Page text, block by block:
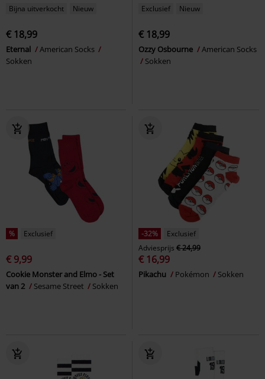
Bijna uitverkocht Nieuw
€ 18,99
Eternal
American Socks
Sokken
Exclusief Nieuw
€ 18,99
Ozzy Osbourne
American Socks
Sokken
% Exclusief
€ 9,99
Cookie Monster and Elmo - Set
van 2
Sesame Street Sokken
-32%
Exclusief
Adviesprijs € 24,99
€ 16,99
Pikachu Pokémon Sokken